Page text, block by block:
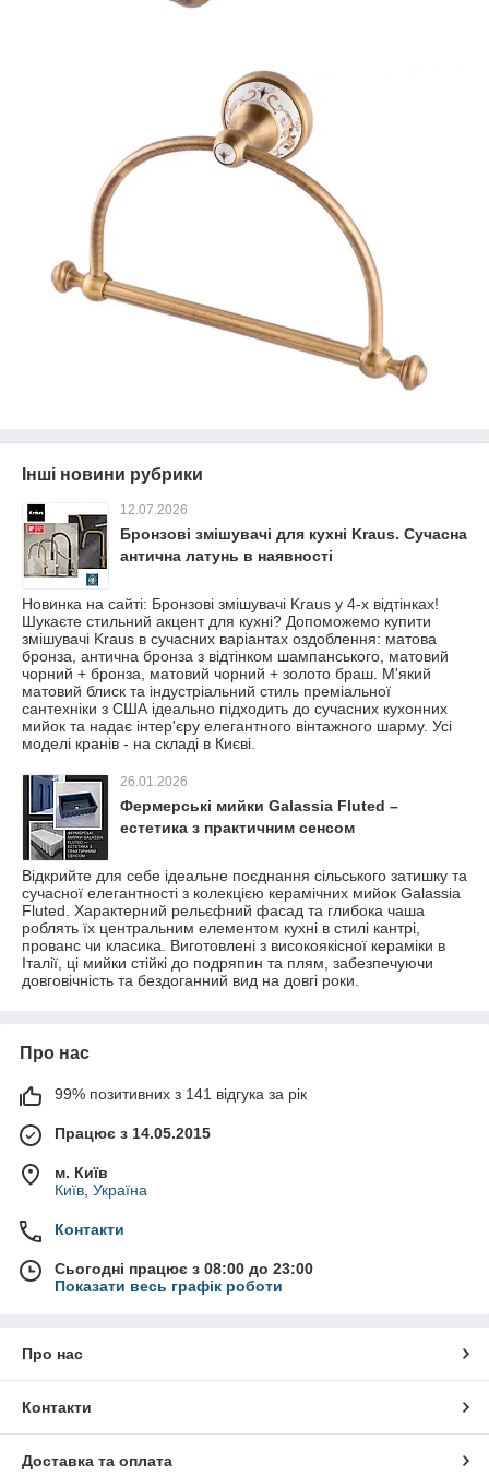
Інші новини рубрики
12.07.2026
Бронзові змішувачі для кухні Kraus. Сучасна
антична латунь в наявності
Новинка на сайті: Бронзові змішувачі Kraus у 4-х відтінках!
Шукаєте стильний акцент для кухні? Допоможемо купити
змішувачі Kraus в сучасних варіантах оздоблення: матова
бронза, антична бронза з відтінком шампанського, матовий
чорний + бронза, матовий чорний + золото браш. М'який
матовий блиск та індустріальний стиль преміальної
сантехніки з США ідеально підходить до сучасних кухонних
мийок та надає інтер'єру елегантного вінтажного шарму. Усі
моделі кранів - на складі в Києві.
26.01.2026
Фермерські мийки Galassia Fluted –
естетика з практичним сенсом
Відкрийте для себе ідеальне поєднання сільського затишку та
сучасної елегантності з колекцією керамічних мийок Galassia
Fluted. Характерний рельєфний фасад та глибока чаша
роблять їх центральним елементом кухні в стилі кантрі,
прованс чи класика. Виготовлені з високоякісної кераміки в
Італії, ці мийки стійкі до подряпин та плям, забезпечуючи
довговічність та бездоганний вид на довгі роки.
Про нас
99% позитивних з 141 відгука за рік
Працює з 14.05.2015
м. Київ
Київ, Україна
Контакти
Сьогодні працює з 08:00 до 23:00
Показати весь графік роботи
Про нас
Контакти
Доставка та оплата